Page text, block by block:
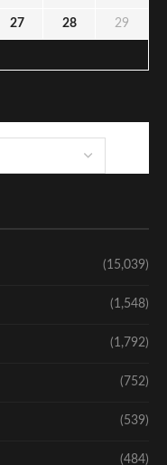
27 28 29
(15,039)
(1,548)
(1,792)
(752)
(539)
(484)